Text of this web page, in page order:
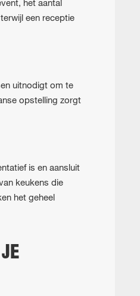
het aantal
een receptie
uitnodigt om te
opstelling zorgt
is en aansluit
keukens die
het geheel